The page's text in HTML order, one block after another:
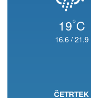
19°C
16.6/21.9
ČETRTEK